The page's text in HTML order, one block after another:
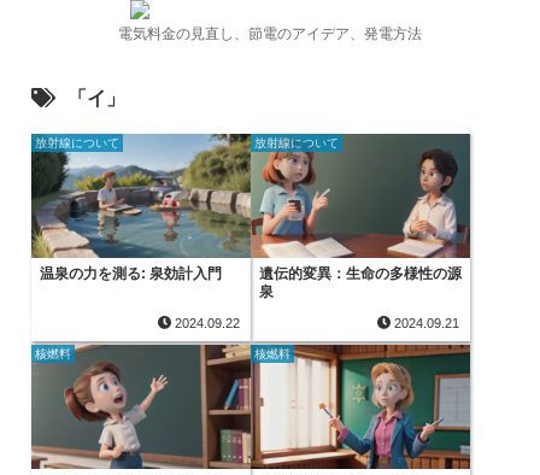
電気料金の見直し、節電のアイデア、発電方法
「イ」
放射線について
温泉の力を測る: 泉効計入門
2024.09.22
放射線について
遺伝的変異：生命の多様性の源
泉
2024.09.21
核燃料 核燃料